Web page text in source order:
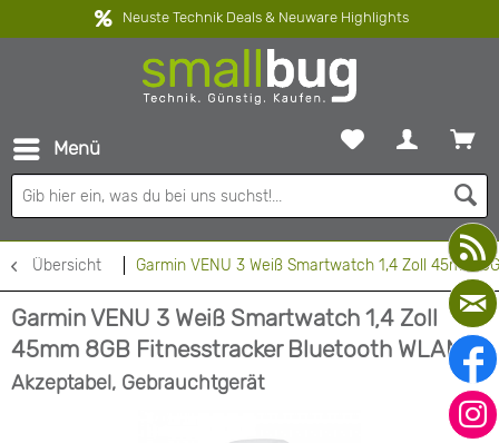
Neuste Technik Deals & Neuware Highlights
Menü
Übersicht Garmin VENU 3 Weiß Smartwatch 1,4 Zoll 45mm
Garmin VENU 3 Weiß Smartwatch 1,4 Zoll
45mm 8GB Fitnesstracker Bluetooth WLAN
Akzeptabel, Gebrauchtgerät